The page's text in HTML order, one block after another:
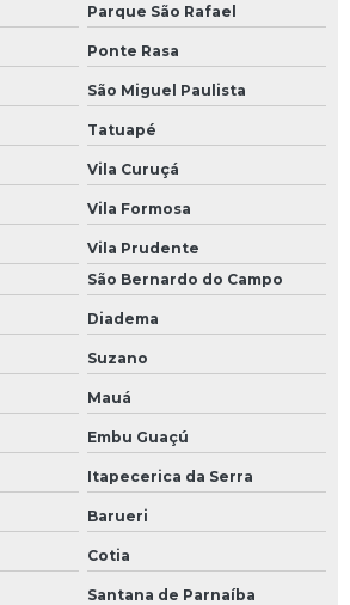
Parque São Rafael
Ponte Rasa
São Miguel Paulista
Tatuapé
Vila Curuçá
Vila Formosa
Vila Prudente
São Bernardo do Campo
Diadema
Suzano
Mauá
Embu Guaçú
Itapecerica da Serra
Barueri
Cotia
Santana de Parnaíba